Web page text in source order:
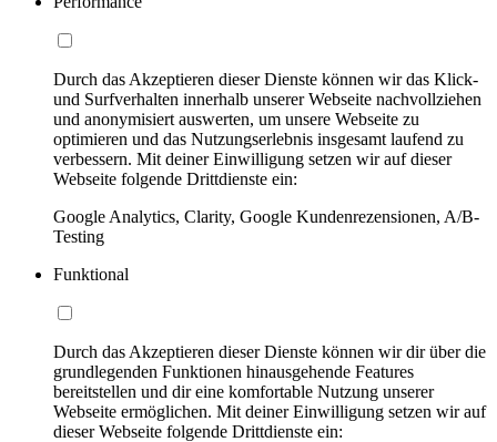
Durch das Akzeptieren dieser Dienste können wir das Klick-
und Surfverhalten innerhalb unserer Webseite nachvollziehen
und anonymisiert auswerten, um unsere Webseite zu
optimieren und das Nutzungserlebnis insgesamt laufend zu
verbessern. Mit deiner Einwilligung setzen wir auf dieser
Webseite folgende Drittdienste ein:
Google Analytics, Clarity, Google Kundenrezensionen, A/B-
Testing
Funktional
Durch das Akzeptieren dieser Dienste können wir dir über die
grundlegenden Funktionen hinausgehende Features
bereitstellen und dir eine komfortable Nutzung unserer
Webseite ermöglichen. Mit deiner Einwilligung setzen wir auf
dieser Webseite folgende Drittdienste ein: